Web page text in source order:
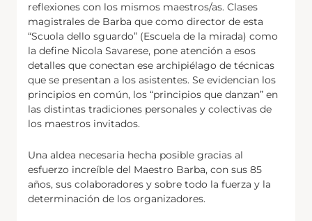
reflexiones con los mismos maestros/as. Clases
magistrales de Barba que como director de esta
“Scuola dello sguardo” (Escuela de la mirada) como
la define Nicola Savarese, pone atención a esos
detalles que conectan ese archipiélago de técnicas
que se presentan a los asistentes. Se evidencian los
principios en común, los “principios que danzan” en
las distintas tradiciones personales y colectivas de
los maestros invitados.
Una aldea necesaria hecha posible gracias al
esfuerzo increíble del Maestro Barba, con sus 85
años, sus colaboradores y sobre todo la fuerza y la
determinación de los organizadores.